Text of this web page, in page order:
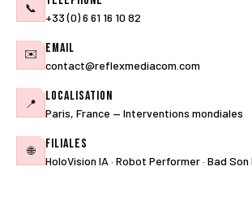
📞
+33 (0) 6 61 16 10 82
✉️ Email
contact@reflexmediacom.com
📍 Localisation
Paris, France — Interventions mondiales
🌐 Filiales
HoloVision IA · Robot Performer · Bad